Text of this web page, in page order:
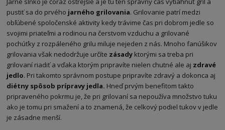
pustiť sa do prvého jarného grilovania. Grilovanie patrí medzi
obľúbené spoločenské aktivity kedy trávime čas pri dobrom jedle so
svojimi priateľmi a rodinou na čerstvom vzduchu a grilované
pochúťky z rozpáleného grilu miluje nejeden z nás. Mnoho fanúšikov
grilovania však nedodržuje určíte zásady ktorými sa treba pri
grilovaní riadiť a vďaka ktorým pripravíte nielen chutné ale aj zdravé
jedlo. Pri takomto správnom postupe pripravíte zdravý a dokonca aj
diétny spôsob prípravy jedla. Hneď prvým benefitom takto
pripraveného pokrmu je, že pri grilovaní sa nepoužíva množstvo tuku
ako je tomu pri smažení a to znamená, že celkový podiel tukov v jedle
je zásadne menší.